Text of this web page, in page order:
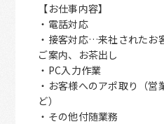
【お仕事内容】
・電話対応
・接客対応…来社されたお
ご案内、お茶出し
・PC入力作業
・お客様へのアポ取り（
ど）
・その他付随業務